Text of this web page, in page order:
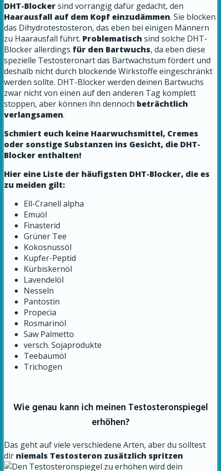
DHT-Blockersind vorrangig dafür gedacht, den
Haarausfall auf dem Kopf einzudämmen. Sie blocken
das Dihydrotestosteron, das eben bei einigen Männern
zu Haarausfall führt. Problematisch sind solche DHT-
Blocker allerdings für den Bartwuchs, da eben diese
spezielle Testosteronart das Bartwachstum fördert und
deshalb nicht durch blockende Wirkstoffe eingeschränkt
werden sollte. DHT-Blocker werden deinen Bartwuchs
zwar nicht von einen auf den anderen Tag komplett
stoppen, aber können ihn dennoch beträchtlich
verlangsamen.
Schmiert euch keine Haarwuchsmittel, Cremes
oder sonstige Substanzen ins Gesicht, die DHT-
Blocker enthalten!
Hier eine Liste der häufigsten DHT-Blocker, die es
zu meiden gilt:
Ell-Cranell alpha
Emuöl
Finasterid
Grüner Tee
Kokosnussöl
Kupfer-Peptid
Kürbiskernöl
Lavendelöl
Nesseln
Pantostin
Propecia
Rosmarinöl
Saw Palmetto
versch. Sojaprodukte
Teebaumöl
Trichogen
Wie genau kann ich meinen Testosteronspiegel
erhöhen?
Das geht auf viele verschiedene Arten, aber du solltest
dir niemals Testosteron zusätzlich spritzen